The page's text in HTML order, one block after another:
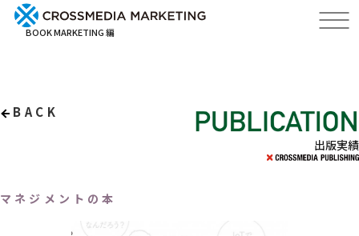
BOOK MARKETING 編
BACK
出版実績
マネジメントの本